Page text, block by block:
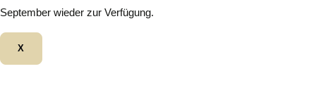
September wieder zur Verfügung.
X